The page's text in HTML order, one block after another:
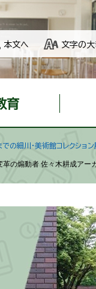
本文へ 文字の大
育
での細川・美術館コレクション
革の煽動者 佐々木耕成アー